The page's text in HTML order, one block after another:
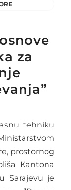
za
tehniku
prostornog
Kantona
Sarajevu je